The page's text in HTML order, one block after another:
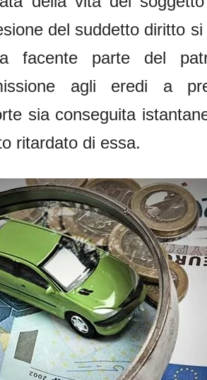
del suddetto diritto
facente parte del
agli eredi a
sia conseguita
ritardato di essa.